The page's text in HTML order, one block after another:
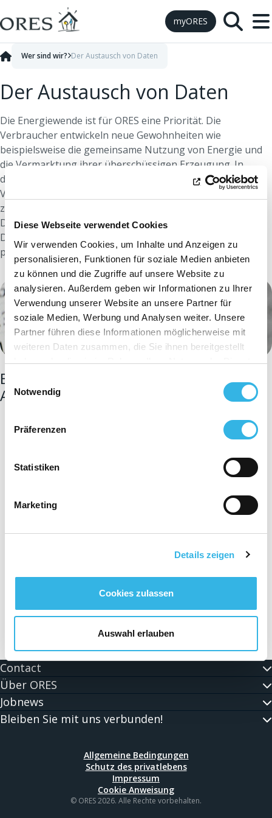
Diese Webseite verwendet Cookies
Wir verwenden Cookies, um Inhalte und Anzeigen zu
personalisieren, Funktionen für soziale Medien anbieten
zu können und die Zugriffe auf unsere Website zu
analysieren. Außerdem geben wir Informationen zu Ihrer
Verwendung unserer Website an unsere Partner für
soziale Medien, Werbung und Analysen weiter. Unsere
Partner führen diese Informationen möglicherweise mit
weiteren Daten zusammen, die Sie ihnen bereitgestellt
haben oder die sie im Rahmen Ihrer Nutzung der Dienste
Cookies, wenn Sie unsere Webseite weiterhin nutzen.
Einwilligungsauswahl
Notwendig
Präferenzen
Statistiken
Marketing
Details zeigen
Cookies zulassen
Auswahl erlauben
Skip to Content
myORES
Der Austausch von Daten
Die Energiewende ist für ORES eine Priorität. Die
Verbraucher entwickeln neue Gewohnheiten wie
beispielsweise die gemeinsame Nutzung von Energie und
die Vermarktung ihrer überschüssigen Erzeugung. In
dieser Hinsicht ist es äußerst wichtig, diese neuen
Verbrauchsmuster durch den Austausch von Daten
zwischen den verschiedenen Akteuren zu erleichtern.
Darüber hinaus verpflichtet sich ORES gemäß der
Datenschutz-Grundverordnung, keine
personenbezogenen Daten offenzulegen.
Wer sind wir? Der Austausch von Daten
Entdecken Sie die unterschiedlichen
Arten von Daten
Contact
Über ORES
Jobnews
Bleiben Sie mit uns verbunden!
Allgemeine Bedingungen
Schutz des privatlebens
Impressum
Cookie Anweisung
© ORES 2026. Alle Rechte vorbehalten.